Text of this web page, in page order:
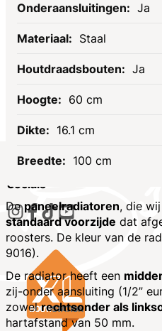
Ja
Staal
Ja
60 cm
16.1 cm
100 cm
Depaneelradiatoren, die
standaard voorzijde dat
roosters. De kleur van de
9016).
De radiator heeft een
zij-onder aansluiting (1/2”
zowelrechtsonder als
hartafstand van 50 mm.
Socials